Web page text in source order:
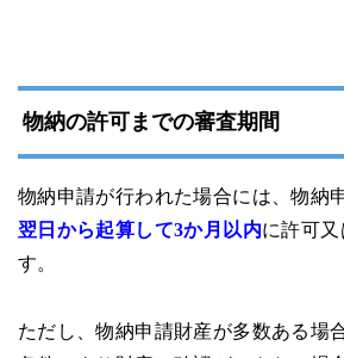
物納の許可までの審査期間
物納申請が行われた場合には、物納
翌日から起算して3か月以内に許可又
す。
ただし、物納申請財産が多数ある場